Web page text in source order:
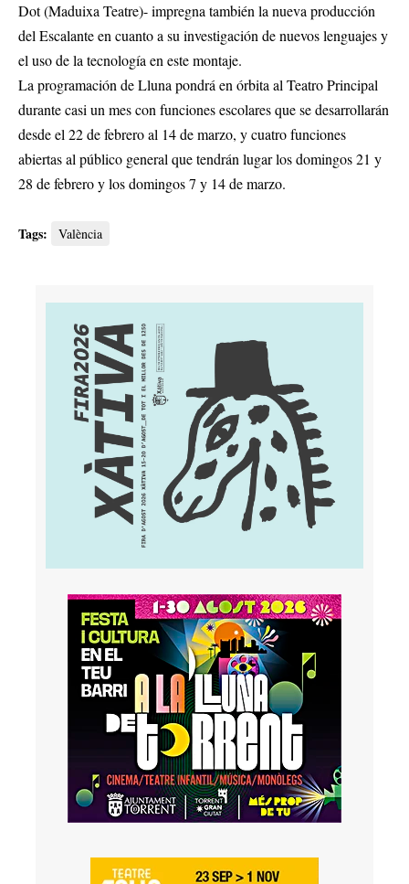
Dot (Maduixa Teatre)- impregna también la nueva producción
del Escalante en cuanto a su investigación de nuevos lenguajes y
el uso de la tecnología en este montaje.
La programación de Lluna pondrá en órbita al Teatro Principal
durante casi un mes con funciones escolares que se desarrollarán
desde el 22 de febrero al 14 de marzo, y cuatro funciones
abiertas al público general que tendrán lugar los domingos 21 y
28 de febrero y los domingos 7 y 14 de marzo.
Tags: València